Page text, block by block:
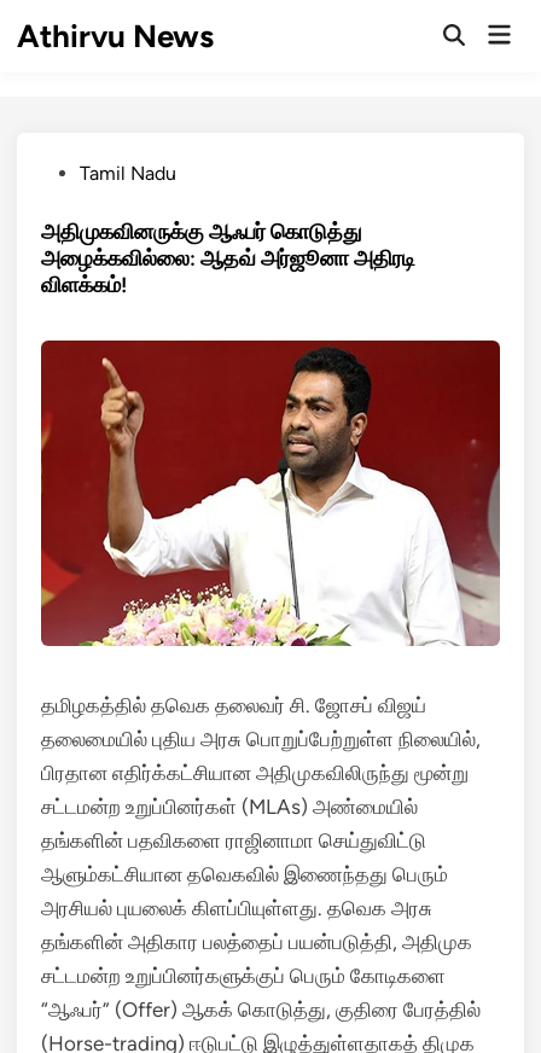
Athirvu News
OpenMain
PostedTamil Nadu
அதிமுகவினருக்கு ஆஃபர் கொடுத்து
அழைக்கவில்லை: ஆதவ் அர்ஜூனா அதிரடி
விளக்கம்!
தமிழகத்தில் தவெக தலைவர் சி. ஜோசப் விஜய்
தலைமையில் புதிய அரசு பொறுப்பேற்றுள்ள நிலையில்,
பிரதான எதிர்க்கட்சியான அதிமுகவிலிருந்து மூன்று
சட்டமன்ற உறுப்பினர்கள் (MLAs) அண்மையில்
தங்களின் பதவிகளை ராஜினாமா செய்துவிட்டு
ஆளும்கட்சியான தவெகவில் இணைந்தது பெரும்
அரசியல் புயலைக் கிளப்பியுள்ளது. தவெக அரசு
தங்களின் அதிகார பலத்தைப் பயன்படுத்தி, அதிமுக
சட்டமன்ற உறுப்பினர்களுக்குப் பெரும் கோடிகளை
“ஆஃபர்” (Offer) ஆகக் கொடுத்து, குதிரை பேரத்தில்
(Horse-trading) ஈடுபட்டு இழுத்துள்ளதாகத் திமுக